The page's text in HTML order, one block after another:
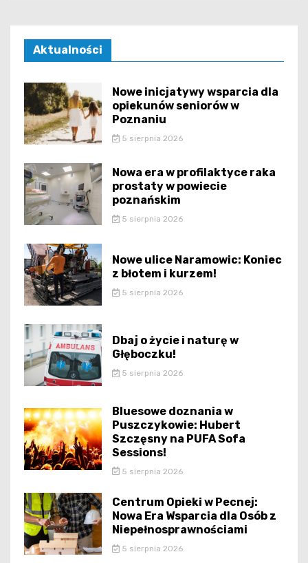
Aktualności
Nowe inicjatywy wsparcia dla
opiekunów seniorów w
Poznaniu
5 sierpnia 2026
Nowa era w profilaktyce raka
prostaty w powiecie
poznańskim
5 sierpnia 2026
Nowe ulice Naramowic: Koniec
z błotem i kurzem!
5 sierpnia 2026
Dbaj o życie i naturę w
Głęboczku!
5 sierpnia 2026
Bluesowe doznania w
Puszczykowie: Hubert
Szczęsny na PUFA Sofa
Sessions!
5 sierpnia 2026
Centrum Opieki w Pecnej:
Nowa Era Wsparcia dla Osób z
Niepełnosprawnościami
5 sierpnia 2026